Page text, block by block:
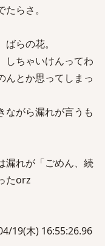
らさ。
らの花。
しちゃいけんってわ
んとか思ってしまっ
ながら漏れが言うも
漏れが「ごめん、続
たorz
19(木) 16:55:26.96